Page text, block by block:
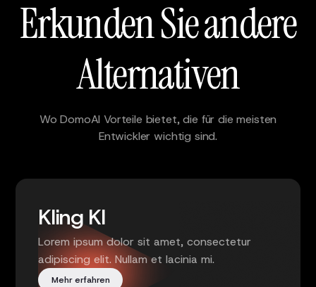
Erkunden Sie andere
Alternativen
Wo DomoAI Vorteile bietet, die für die meisten
Entwickler wichtig sind.
Kling KI
Lorem ipsum dolor sit amet, consectetur
adipiscing elit. Nullam et lacinia mi.
Mehr erfahren